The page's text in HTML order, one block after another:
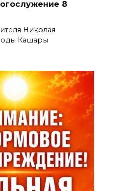
8
Николая
Кашары